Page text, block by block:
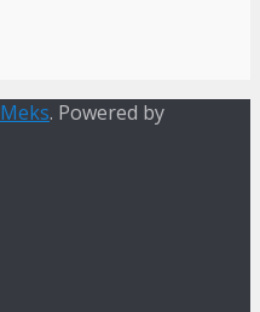
Meks. Powered by